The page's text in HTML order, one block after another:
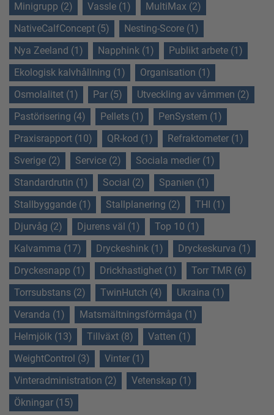
Minigrupp (2)
Vassle (1)
MultiMax (2)
NativeCalfConcept (5)
Nesting-Score (1)
Nya Zeeland (1)
Napphink (1)
Publikt arbete (1)
Ekologisk kalvhållning (1)
Organisation (1)
Osmolalitet (1)
Par (5)
Utveckling av våmmen (2)
Pastörisering (4)
Pellets (1)
PenSystem (1)
Praxisrapport (10)
QR-kod (1)
Refraktometer (1)
Sverige (2)
Service (2)
Sociala medier (1)
Standardrutin (1)
Social (2)
Spanien (1)
Stallbyggande (1)
Stallplanering (2)
THI (1)
Djurvåg (2)
Djurens väl (1)
Top 10 (1)
Kalvamma (17)
Dryckeshink (1)
Dryckeskurva (1)
Dryckesnapp (1)
Drickhastighet (1)
Torr TMR (6)
Torrsubstans (2)
TwinHutch (4)
Ukraina (1)
Veranda (1)
Matsmältningsförmåga (1)
Helmjölk (13)
Tillväxt (8)
Vatten (1)
WeightControl (3)
Vinter (1)
Vinteradministration (2)
Vetenskap (1)
Ökningar (15)